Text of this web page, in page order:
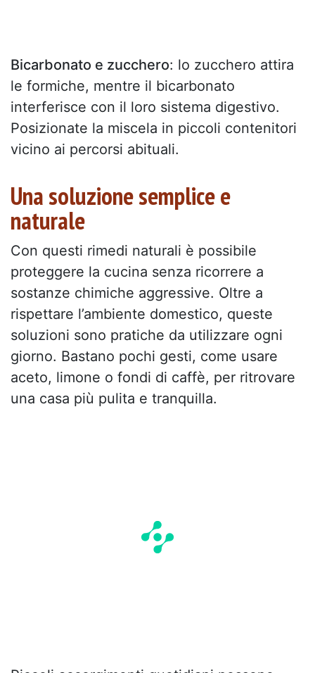
Bicarbonato e zucchero: lo zucchero attira
le formiche, mentre il bicarbonato
interferisce con il loro sistema digestivo.
Posizionate la miscela in piccoli contenitori
vicino ai percorsi abituali.
Una soluzione semplice e
naturale
Con questi rimedi naturali è possibile
proteggere la cucina senza ricorrere a
sostanze chimiche aggressive. Oltre a
rispettare l’ambiente domestico, queste
soluzioni sono pratiche da utilizzare ogni
giorno. Bastano pochi gesti, come usare
aceto, limone o fondi di caffè, per ritrovare
una casa più pulita e tranquilla.